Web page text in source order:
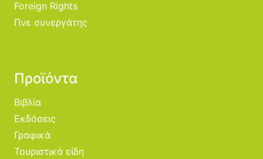
Foreign Rights
Γίνε συνεργάτης
Προϊόντα
Βιβλία
Εκδόσεις
Γραφικά
Τουριστικά είδη